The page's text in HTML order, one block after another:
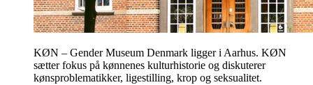
KØN – Gender Museum Denmark ligger i Aarhus. KØN
sætter fokus på kønnenes kulturhistorie og diskuterer
kønsproblematikker, ligestilling, krop og seksualitet.